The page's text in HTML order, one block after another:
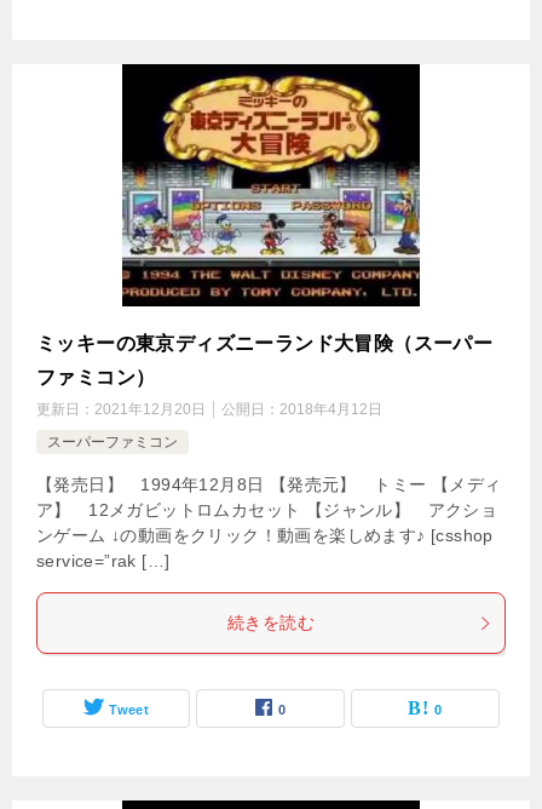
ミッキーの東京ディズニーランド大冒険（スーパー
ファミコン）
更新日： 2021年12月20日 公開日： 2018年4月12日
スーパーファミコン
【発売日】 1994年12月8日 【発売元】 トミー 【メディ
ア】 12メガビットロムカセット 【ジャンル】 アクショ
ンゲーム ↓の動画をクリック！動画を楽しめます♪ [csshop
service=”rak […]
続きを読む
Tweet 0 0